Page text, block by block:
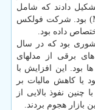
دادند که شامل
«مدل وای» (Model Y) و «مدل سه» (Model ۳) بود. شرکت فولکس
بود که در سال
های برقی از مدلهای
بود. این افزایش با
کاهش مالیات بر
چنین نفوذ بالایی از